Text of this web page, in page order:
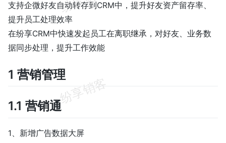
支持企微好友自动转存到CRM中，提升好友资产留存率、
提升员工处理效率
在纷享CRM中快速发起员工在离职继承，对好友、业务数
据同步处理，提升工作效能
1 营销管理
1.1 营销通
1、新增广告数据大屏